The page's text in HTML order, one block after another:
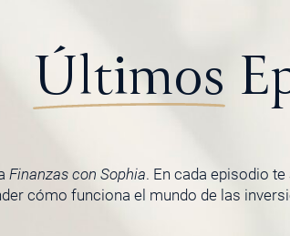
Últimos
Finanzas con Sophia. En cada episodio
cómo funciona el mundo de las